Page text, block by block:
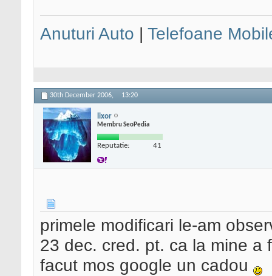
Anuturi Auto | Telefoane
30th December 2006, 13:20
lixor
Membru SeoPedia
Reputatie: 41
primele modificari le-am
23 dec. cred. pt. ca la mine a
facut mos google un cadou